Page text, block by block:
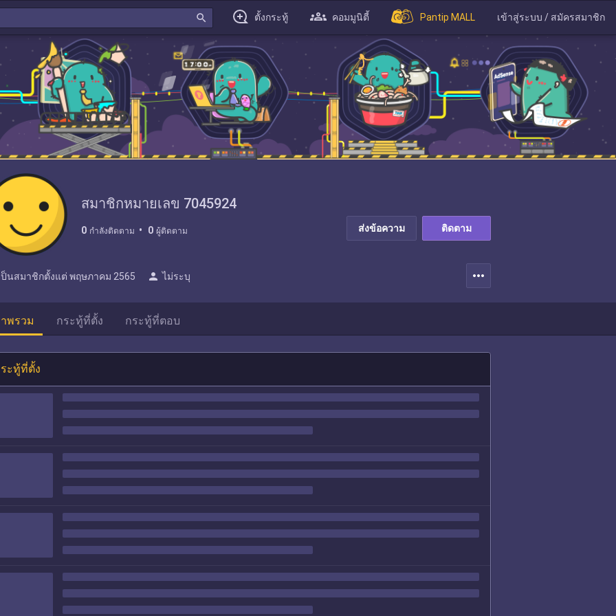
search ตั้งกระทู้ คอมมูนิตี้ Pantip MALL เข้าสู่ระบบ / สมัครสมาชิก
สมาชิกหมายเลข 7045924
0 กำลังติดตาม 0 ผู้ติดตาม ส่งข้อความ ติดตาม
ป็นสมาชิกตั้งแต่ พฤษภาคม 2565 person ไม่ระบุ more_horiz
พรวม กระทู้ที่ตั้ง กระทู้ที่ตอบ
ะทู้ที่ตั้ง